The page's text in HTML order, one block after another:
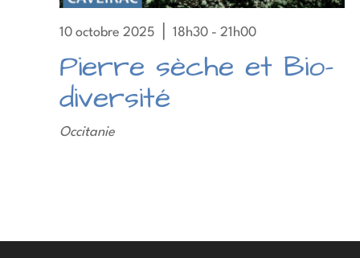
10 octobre 2025 ⎪ 18h30- 21h00
Pierre sèche et Bio-
diversité
Occitanie